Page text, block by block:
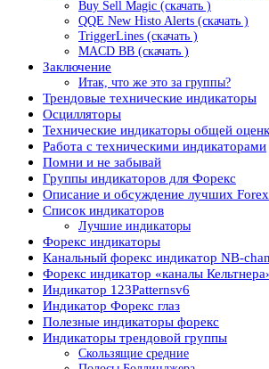
Buy Sell Magic (скачать )
QQE New Histo Alerts (скачать )
TriggerLines (скачать )
MACD BB (скачать )
Заключение
Итак, что же это за группы?
Трендовые технические индикаторы
Осцилляторы
Технические индикаторы общей
Работа с техническими индикаторами
Помни и не забывай
Группы индикаторов для Форекс
Описание и обсуждение лучших
Список индикаторов
Лучшие индикаторы
Форекс индикаторы
Канальный форекс индикатор NB-
Форекс индикатор «каналы
Индикатор 123Patternsv6
Индикатор Форекс глаз
Полезные индикаторы форекс
Индикаторы трендовой группы
Скользящие средние